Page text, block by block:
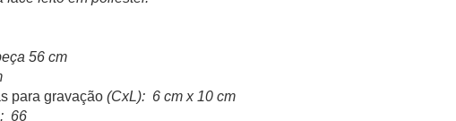
56 cm
para gravação (CxL): 6 cm x 10 cm
66